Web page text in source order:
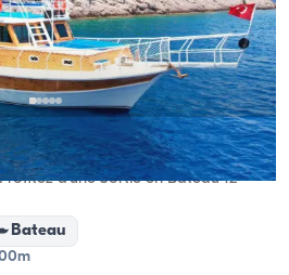
Nouveau bateau
d'une Sortie en Bateau 12
Bateau